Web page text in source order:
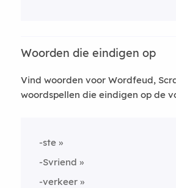
Woorden die eindigen op
Vind woorden voor Wordfeud,
woordspellen die eindigen op de
-ste
-Svriend
-verkeer